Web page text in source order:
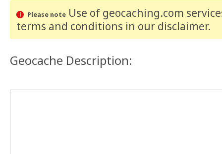
Please noteUse of geocaching.com
terms and conditions in our disclaimer.
Geocache Description: